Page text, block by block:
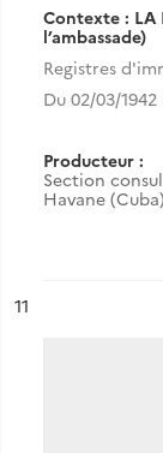
Contexte : LA
l’ambassade)
Registres
Du 02/03/
Producteur :
Section
Havane (Cuba)
n°
11